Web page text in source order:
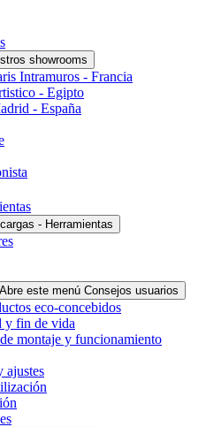
showrooms
Intramuros - Francia
- Egipto
- España
- Herramientas
Abre este menú Consejos usuarios
eco-concebidos
y fin de vida
montaje y funcionamiento
ajustes